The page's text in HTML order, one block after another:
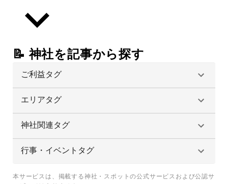
📝 神社を記事から探す
ご利益タグ
エリアタグ
神社関連タグ
行事・イベントタグ
本サービスは、掲載する神社・スポットの公式サービスおよび公認サ